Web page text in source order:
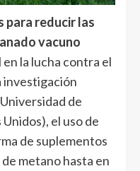
para reducir las
vacuno
la lucha contra el
investigación
de
el uso de
de suplementos
metano hasta en